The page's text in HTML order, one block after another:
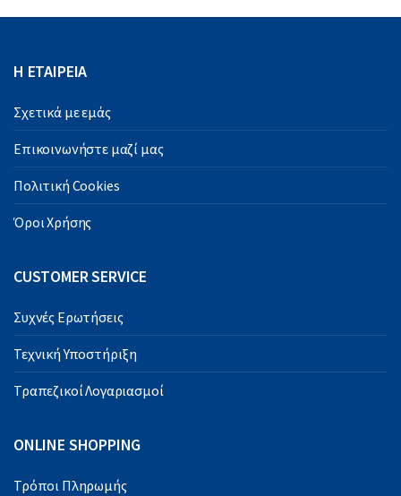
Η ΕΤΑΙΡΕΙΑ
Σχετικά με εμάς
Επικοινωνήστε μαζί μας
Πολιτική Cookies
Όροι Χρήσης
CUSTOMER SERVICE
Συχνές Ερωτήσεις
Τεχνική Υποστήριξη
Τραπεζικοί Λογαριασμοί
ONLINE SHOPPING
Τρόποι Πληρωμής